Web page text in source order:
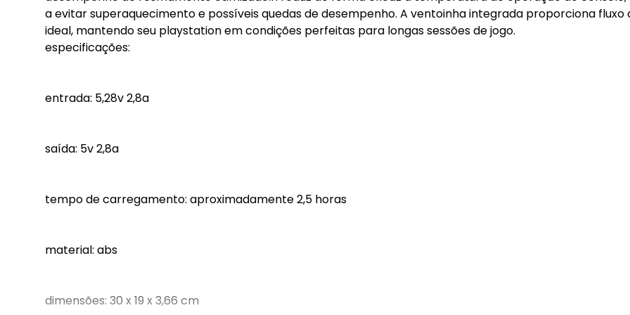
a evitar superaquecimento e possíveis quedas de desempenho. A ventoinha integrada proporciona fluxo
ideal, mantendo seu playstation em condições perfeitas para longas sessões de jogo.
especificações:
entrada: 5,28v 2,8a
saída: 5v 2,8a
tempo de carregamento: aproximadamente 2,5 horas
material: abs
dimensões: 30 x 19 x 3,66 cm